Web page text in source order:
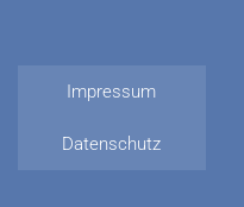
Impressum
Datenschutz